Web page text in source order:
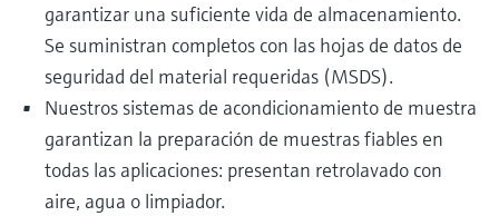
garantizar una suficiente vida de almacenamiento.
Se suministran completos con las hojas de datos de
seguridad del material requeridas (MSDS).
Nuestros sistemas de acondicionamiento de muestra
garantizan la preparación de muestras fiables en
todas las aplicaciones: presentan retrolavado con
aire, agua o limpiador.